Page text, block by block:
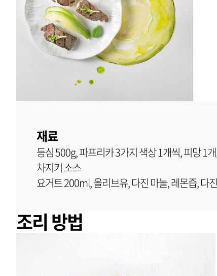
재료
등심 500g, 파프리카 3가지 색상 1개씩, 피망 1
차지키 소스
요거트 200ml, 올리브유, 다진 마늘, 레몬즙, 다
조리 방법